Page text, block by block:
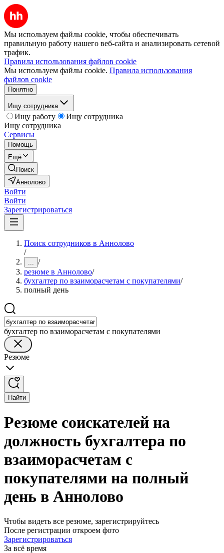
Мы используем файлы cookie, чтобы обеспечивать
правильную работу нашего веб-сайта и анализировать сетевой
трафик.
Правила использования файлов cookie
Мы используем файлы cookie. Правила использования
файлов cookie
Понятно
Ищу сотрудника
Ищу работу
Ищу сотрудника
Ищу сотрудника
Сервисы
Помощь
Ещё
Поиск
Аннолово
Войти
Войти
Зарегистрироваться
Поиск сотрудников в Аннолово
/
... /
резюме в Аннолово/
бухгалтер по взаиморасчетам с покупателями/
полный день
бухгалтер по взаиморасчетам с покупателями
Резюме
Найти
Резюме соискателей на
должность бухгалтера по
взаиморасчетам с
покупателями на полный
день в Аннолово
Чтобы видеть все резюме, зарегистрируйтесь
После регистрации откроем фото
Зарегистрироваться
За всё время